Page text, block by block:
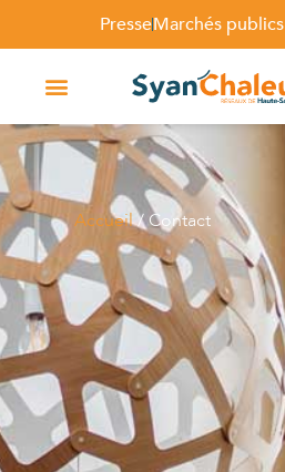
PresseMarchés publics
Accueil/Contact